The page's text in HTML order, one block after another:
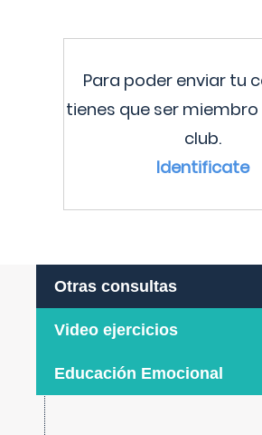
Para poder enviar tu
tienes que ser miembro
club.
Identificate
Otras consultas
Video ejercicios
Educación Emocional